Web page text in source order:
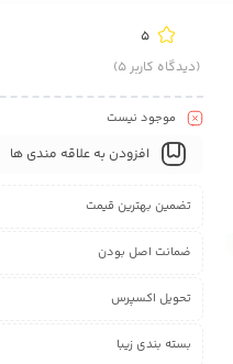
5
(دیدگاه کاربر5
)
موجود نیست
افزودن به علاقه مندی ها
تضمین بهترین قیمت
ضمانت اصل بودن
تحویل اکسپرس
بسته بندی زیبا